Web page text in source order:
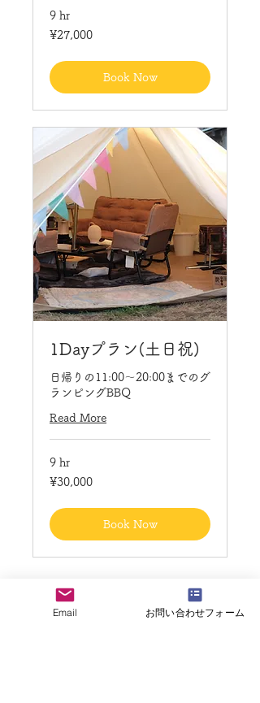
9 hr
27,000
Japanese
¥27,000
Book Now
1Dayプラン(土日祝)
日帰りの11:00〜20:00までのグ
ランピングBBQ
Read More
9 hr
30,000
Japanese
¥30,000
Book Now
ご不明な点がございましたらお気軽に
Email お問い合わせフォーム